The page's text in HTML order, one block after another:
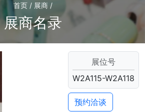
首页 / 展商 /
展商名录
展位号
W2A115-W2A118
预约洽谈